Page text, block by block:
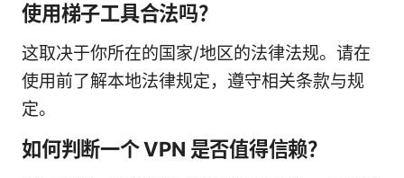
使用梯子工具合法吗？
这取决于你所在的国家/地区的法律法规。请在
使用前了解本地法律规定，遵守相关条款与规
定。
如何判断一个 VPN 是否值得信赖？